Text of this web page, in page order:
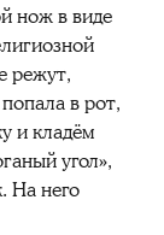
нож в виде
режут,
в рот,
и кладём
угол»,
На него